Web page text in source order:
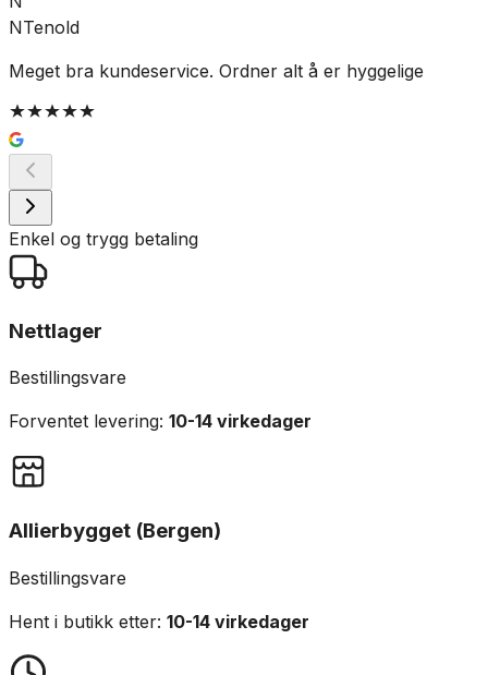
NTenold
Meget bra kundeservice. Ordner alt å er hyggelige
Enkel og trygg betaling
Nettlager
Bestillingsvare
Forventet levering: 10-14 virkedager
Allierbygget (Bergen)
Bestillingsvare
Hent i butikk etter: 10-14 virkedager